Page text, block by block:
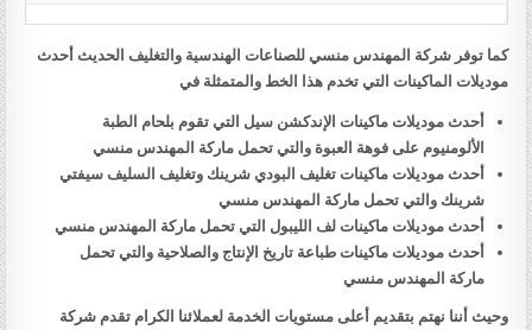
كما توفر شركة المهندس منسي للصناعات الهندسية والتغليف الحديث أحدث
موديلات الماكينات التي تخدم هذا الخط والمتمثلة في
أحدث موديلات ماكينات الإندكشن سيل التي تقوم بلحام الطبة
الألومنيوم على فوهة العبوة والتي تحمل ماركة المهندس منسي
أحدث موديلات ماكينات تغليف البودي شرينك وتغليف السليف سيفتي
شرينك والتي تحمل ماركة المهندس منسي
أحدث موديلات ماكينات لف الليبول التي تحمل ماركة المهندس منسي
أحدث موديلات ماكينات طباعة تاريخ الإنتاج والصلاحية والتي تحمل
ماركة المهندس منسي
وحيث أننا نهتم بتقديم أعلى مستويات الخدمة لعملائنا الكرام تقدم شركة